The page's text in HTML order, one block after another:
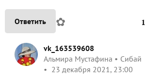
Ответить ✿ 1
vk_163539608
Альмира Мустафина
Сибай
23 декабря 2021, 23:00